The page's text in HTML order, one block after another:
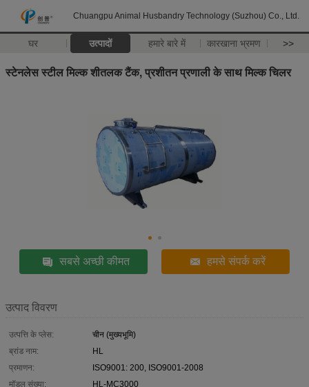
Chuangpu Animal Husbandry Technology (Suzhou) Co., Ltd.
घर उत्पादों हमारे बारे में कारखाना भ्रमण >>
स्टेनलेस स्टील मिल्क शीतलक टैंक, प्रशीतन प्रणाली के साथ मिल्क चिलर
सबसे अच्छी कीमत हमसे संपर्क करें
उत्पाद विवरण
उत्पत्ति के प्लेस:
चीन (मुख्यभूमि)
ब्रांड नाम:
HL
प्रमाणन:
ISO9001: 200, ISO9001-2008
मॉडल संख्या:
HL-MC3000